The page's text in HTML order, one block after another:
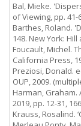
Bal, Mieke.
of Viewing, pp. 41-
Barthes, Roland.
148. New York:
Foucault, Michel.
California Press,
Preziosi, Donald.
OUP, 2009.
Harman, Graham.
2019, pp. 12-31,
Krauss, Rosalind.